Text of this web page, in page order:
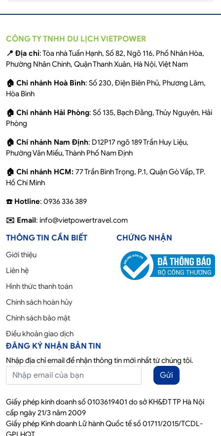
CÔNG TY TNHH DU LỊCH VIETPOWER
📍 Địa chỉ: Tòa nhà Tuấn Hạnh, Số 82, Ngõ 116, Phố Nhân Hòa,
Phường Nhân Chính, Quận Thanh Xuân, Hà Nội, Việt Nam
🏠 Chi nhánh Hoà Bình: Số 230, Điện Biên Phủ, Phương Lâm,
Hòa Bình
🏠 Chi nhánh Hải Phòng: Số 135, Bạch Đằng, Thủy Nguyên, Hải
Phòng
🏠 Chi nhánh Nam Định: D12P17 ngõ 189 Trần Huy Liệu,
Phường Văn Miếu, Thành Phố Nam Định
🏠 Chi nhánh HCM: 77 Trần Bình Trọng, P.1, Quận Gò Vấp, TP.
Hồ Chí Minh
☎️ Hotline: 0936 336 389
✉️ Email: info@vietpowertravel.com
THÔNG TIN CẦN BIẾT
Giới thiệu
Liên hệ
Hình thức thanh toán
Chính sách hoàn hủy
Chính sách bảo mật
Điều khoản giao dịch
CHỨNG NHẬN
ĐĂNG KÝ NHẬN BẢN TIN
Nhập địa chỉ email để nhận thông tin mới nhất từ chúng tôi.
Gửi
Giấy phép kinh doanh số 0103619401 do sở KH&ĐT TP Hà Nội
cấp ngày 21/3 năm 2009
Giấy phép Kinh doanh Lữ hành Quốc tế số 01711/2015/TCDL-